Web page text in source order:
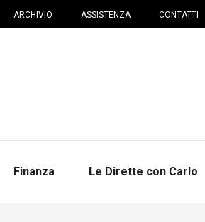
ARCHIVIO ASSISTENZA CONTATTI
Finanza Le Dirette con Carlo